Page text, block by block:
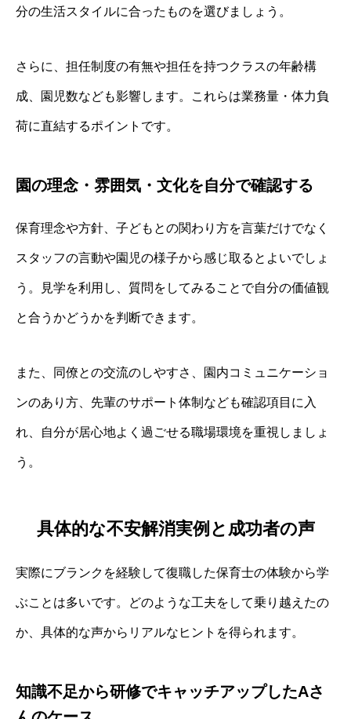
分の生活スタイルに合ったものを選びましょう。
さらに、担任制度の有無や担任を持つクラスの年齢構
成、園児数なども影響します。これらは業務量・体力負
荷に直結するポイントです。
園の理念・雰囲気・文化を自分で確認する
保育理念や方針、子どもとの関わり方を言葉だけでなく
スタッフの言動や園児の様子から感じ取るとよいでしょ
う。見学を利用し、質問をしてみることで自分の価値観
と合うかどうかを判断できます。
また、同僚との交流のしやすさ、園内コミュニケーショ
ンのあり方、先輩のサポート体制なども確認項目に入
れ、自分が居心地よく過ごせる職場環境を重視しましょ
う。
具体的な不安解消実例と成功者の声
実際にブランクを経験して復職した保育士の体験から学
ぶことは多いです。どのような工夫をして乗り越えたの
か、具体的な声からリアルなヒントを得られます。
知識不足から研修でキャッチアップしたAさ